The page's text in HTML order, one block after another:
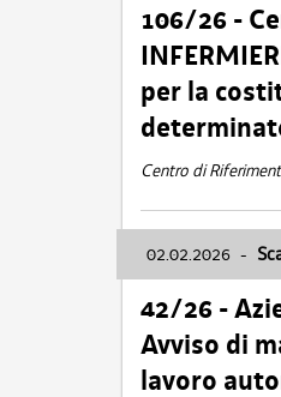
106/26 -
per la
Centro di
02.02.2026 -
42/26 -
Avviso di
lavoro